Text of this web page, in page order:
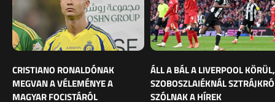
CRISTIANO RONALDÓNAK
MEGVAN A VÉLEMÉNYE A
MAGYAR FOCISTÁRÓL
ÁLL A BÁL A LIVERPOOL KÖRÜL,
SZOBOSZLAIÉKNÁL
SZÓLNAK A HÍREK